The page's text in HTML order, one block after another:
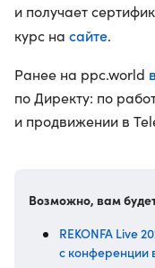
и получает
курс на сайте.
Ранее на ppc.world
по Директу: по
и продвижении в
Возможно, вам
REKONFA Live
с